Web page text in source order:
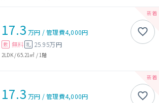
17.3 万円 /管理費4,000円
敷 無料 礼 25.95万円
2LDK/65.21㎡ / 1階
17.3 万円 /管理費4,000円